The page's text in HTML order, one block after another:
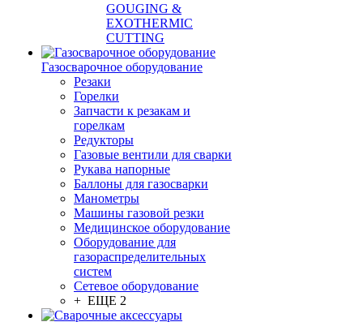
GOUGING &
EXOTHERMIC
CUTTING
Газосварочное оборудование
Резаки
Горелки
Запчасти к резакам и
горелкам
Редукторы
Газовые вентили для сварки
Рукава напорные
Баллоны для газосварки
Манометры
Машины газовой резки
Медицинское оборудование
Оборудование для
газораспределительных
систем
Сетевое оборудование
+ ЕЩЕ 2